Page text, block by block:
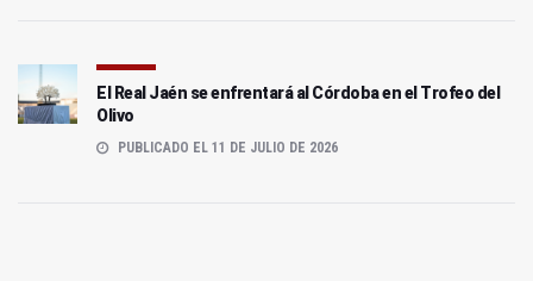
El Real Jaén se enfrentará al Córdoba en el Trofeo del
Olivo
PUBLICADO EL 11 DE JULIO DE 2026